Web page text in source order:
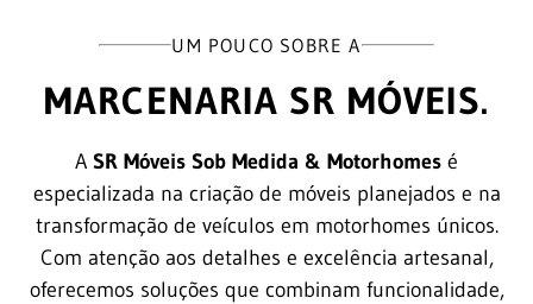
UM POUCO SOBRE A
MARCENARIA SR MÓVEIS.
A SR Móveis Sob Medida & Motorhomes é
especializada na criação de móveis planejados e na
transformação de veículos em motorhomes únicos.
Com atenção aos detalhes e excelência artesanal,
oferecemos soluções que combinam funcionalidade,